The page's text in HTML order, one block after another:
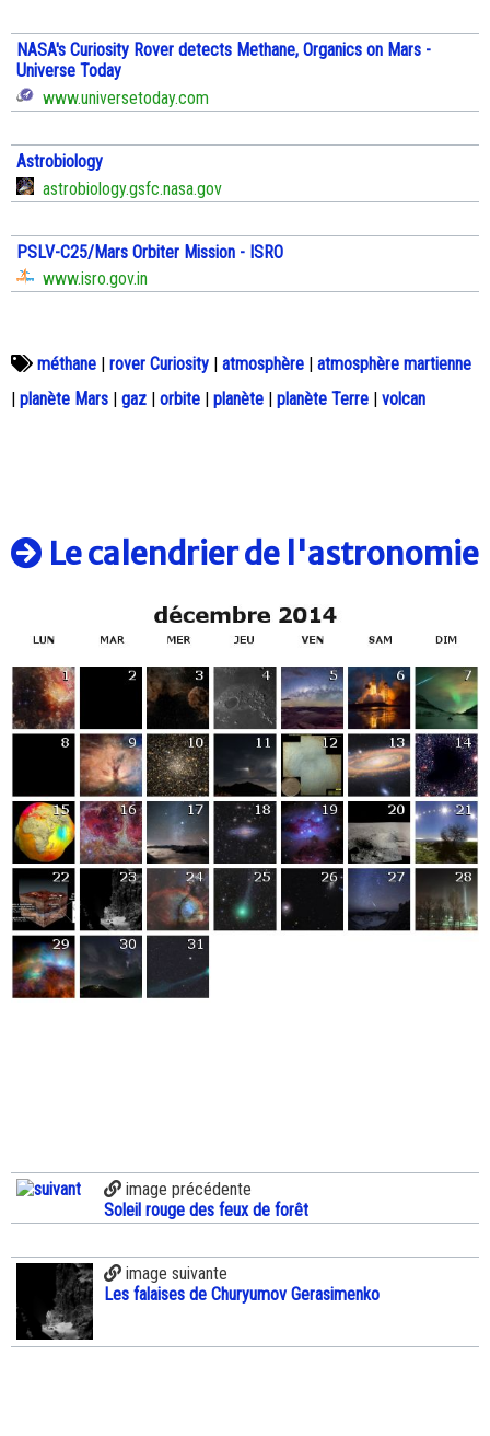
NASA's Curiosity Rover detects Methane, Organics on Mars -
Universe Today
www.universetoday.com
Astrobiology
astrobiology.gsfc.nasa.gov
PSLV-C25/Mars Orbiter Mission - ISRO
www.isro.gov.in
méthane rover Curiosity atmosphère
atmosphère martienne
planète Mars gaz orbite planète planète Terre volcan
Le calendrier de l'astronomie
image précédente
Soleil rouge des feux de forêt
image suivante
Les falaises de Churyumov Gerasimenko